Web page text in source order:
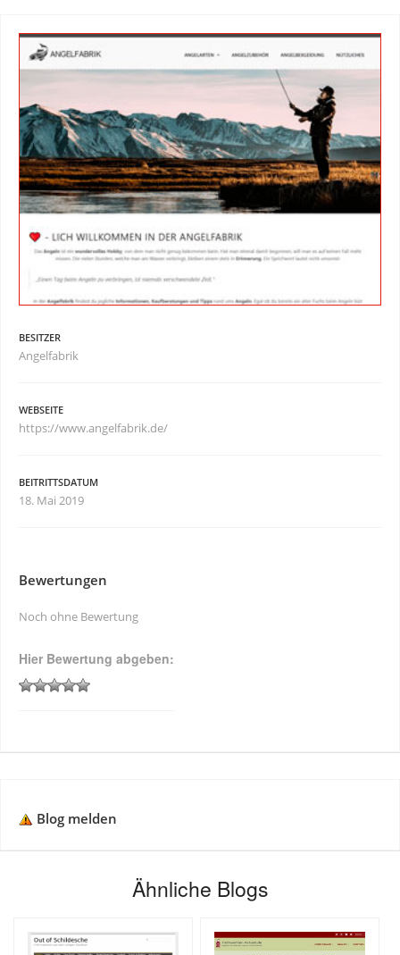
BESITZER
Angelfabrik
WEBSEITE
https://www.angelfabrik.de/
BEITRITTSDATUM
18. Mai 2019
Bewertungen
Noch ohne Bewertung
Hier Bewertung abgeben:
Blog melden
Ähnliche Blogs